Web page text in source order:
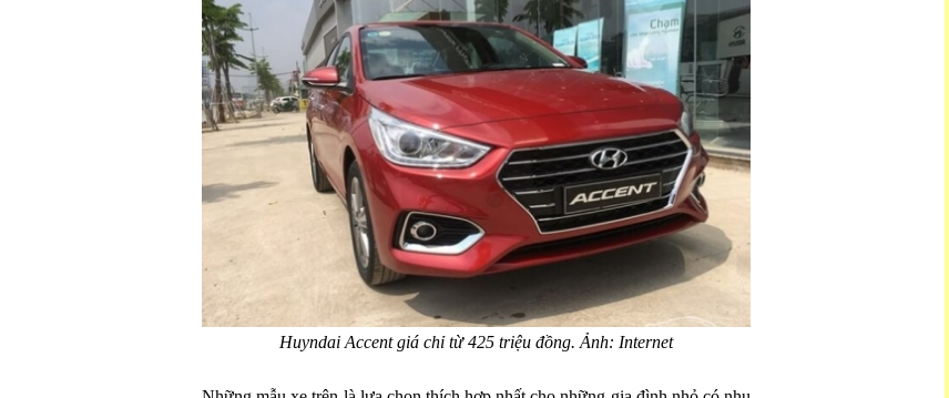
Huyndai Accent giá chỉ từ 425 triệu đồng. Ảnh: Internet